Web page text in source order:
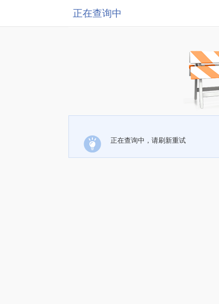
正在查询中
正在查询中，请刷新重试